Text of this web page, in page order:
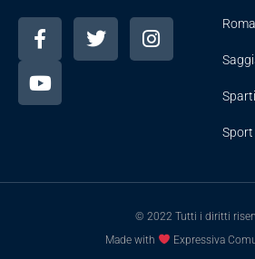
Sport
© 2022 Tutti i diritti
Made with
Expressiva